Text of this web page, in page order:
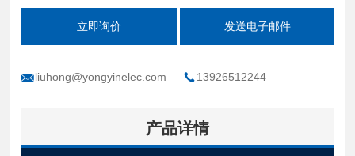
立即询价 发送电子邮件
liuhong@yongyinelec.com 13926512244
产品详情